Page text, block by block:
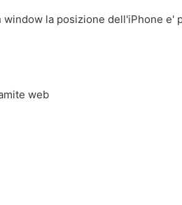
la posizione dell'iPhone e'
web